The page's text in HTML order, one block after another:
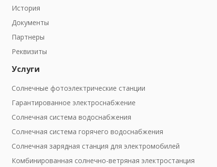
История
Документы
Партнеры
Реквизиты
Услуги
Солнечные фотоэлектрические станции
Гарантированное электроснабжение
Солнечная система водоснабжения
Солнечная система горячего водоснабжения
Солнечная зарядная станция для электромобилей
Комбинированная солнечно-ветряная электростанция